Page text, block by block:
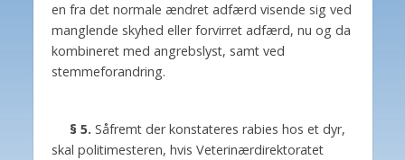
en fra det normale ændret adfærd visende sig ved
manglende skyhed eller forvirret adfærd, nu og da
kombineret med angrebslyst, samt ved
stemmeforandring.
§ 5. Såfremt der konstateres rabies hos et dyr,
skal politimesteren, hvis Veterinærdirektoratet